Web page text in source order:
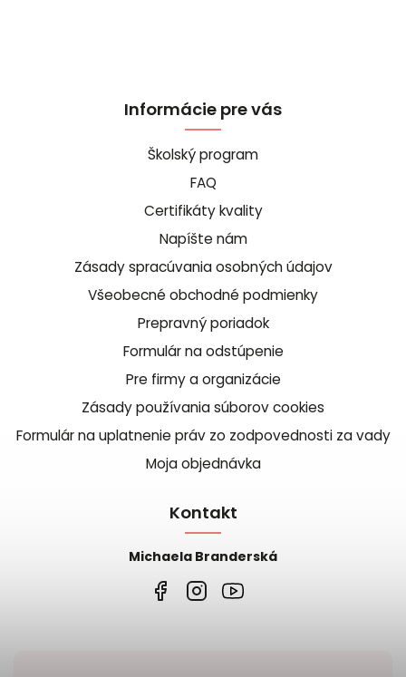
Informácie pre vás
Školský program
FAQ
Certifikáty kvality
Napíšte nám
Zásady spracúvania osobných údajov
Všeobecné obchodné podmienky
Prepravný poriadok
Formulár na odstúpenie
Pre firmy a organizácie
Zásady používania súborov cookies
Formulár na uplatnenie práv zo zodpovednosti za vady
Moja objednávka
Kontakt
Michaela Branderská